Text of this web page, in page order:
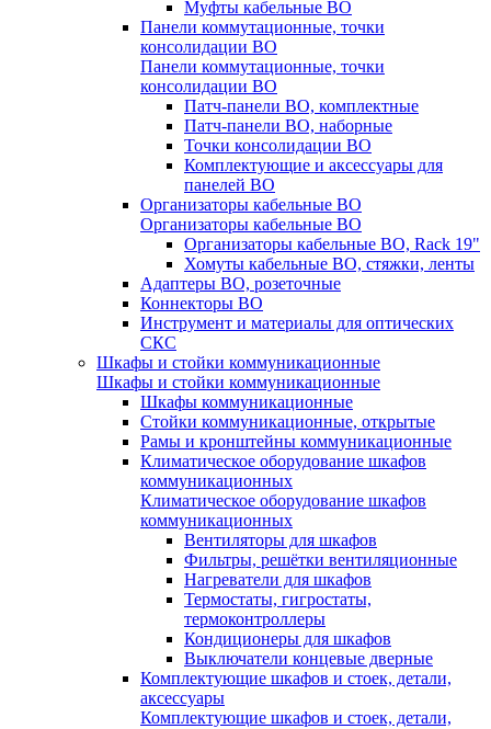
Муфты кабельные ВО
Панели коммутационные, точки
консолидации ВО
Панели коммутационные, точки
консолидации ВО
Патч-панели ВО, комплектные
Патч-панели ВО, наборные
Точки консолидации ВО
Комплектующие и аксессуары для
панелей ВО
Организаторы кабельные ВО
Организаторы кабельные ВО
Организаторы кабельные ВО, Rack 19"
Хомуты кабельные ВО, стяжки, ленты
Адаптеры ВО, розеточные
Коннекторы ВО
Инструмент и материалы для оптических
СКС
Шкафы и стойки коммуникационные
Шкафы и стойки коммуникационные
Шкафы коммуникационные
Стойки коммуникационные, открытые
Рамы и кронштейны коммуникационные
Климатическое оборудование шкафов
коммуникационных
Климатическое оборудование шкафов
коммуникационных
Вентиляторы для шкафов
Фильтры, решётки вентиляционные
Нагреватели для шкафов
Термостаты, гигростаты,
термоконтроллеры
Кондиционеры для шкафов
Выключатели концевые дверные
Комплектующие шкафов и стоек, детали,
аксессуары
Комплектующие шкафов и стоек, детали,